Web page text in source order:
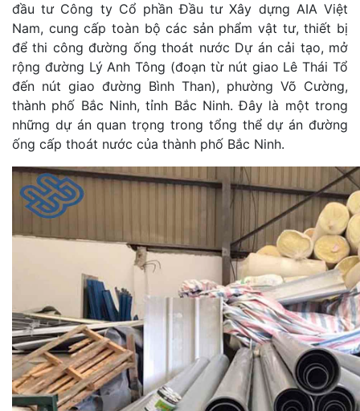
đầu tư Công ty Cổ phần Đầu tư Xây dựng AIA Việt
Nam, cung cấp toàn bộ các sản phẩm vật tư, thiết bị
để thi công đường ống thoát nước Dự án cải tạo, mở
rộng đường Lý Anh Tông (đoạn từ nút giao Lê Thái Tổ
đến nút giao đường Bình Than), phường Võ Cường,
thành phố Bắc Ninh, tỉnh Bắc Ninh. Đây là một trong
những dự án quan trọng trong tổng thể dự án đường
ống cấp thoát nước của thành phố Bắc Ninh.